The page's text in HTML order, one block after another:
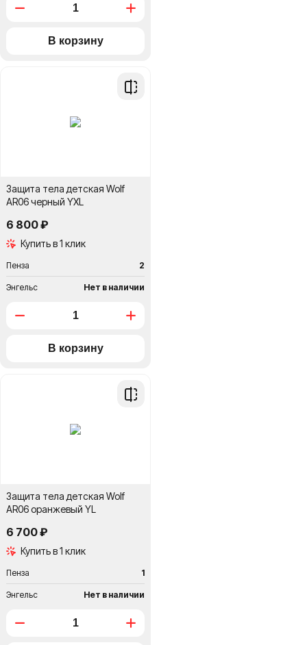
Добавить
Защита тела детская Wolf
AR06 черный YXL
6 800 ₽
Купить в 1 клик
Пенза 2
Энгельс Нет в наличии
Добавить
Защита тела детская Wolf
AR06 оранжевый YL
6 700 ₽
Купить в 1 клик
Пенза 1
Энгельс Нет в наличии